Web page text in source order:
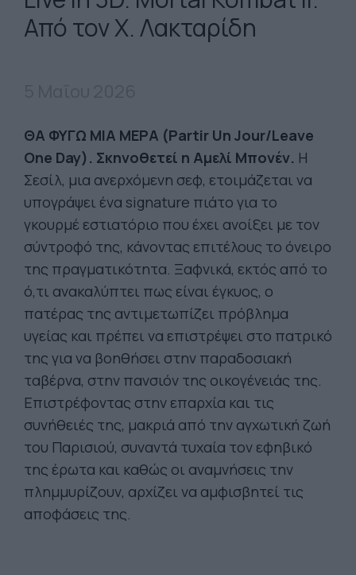
Από τον Χ. Λακταρίδη
ΘΑ ΦΥΓΩ ΜΙΑ ΜΕΡΑ (Partir Un Jour/Leave
One Day). Σκηνοθετεί η Αμελί Μπονέν. Η
Σεσίλ, μια ανερχόμενη σεφ, ετοιμάζεται να
υπογράψει ένα signature πιάτο για το
γκουρμέ εστιατόριο που έχει ανοίξει με τον
σύντροφό της, κάνοντας επιτέλους το όνειρο
της πραγματικότητα. Ξαφνικά, εκτός από το
ό,τι ανακαλύπτει πως είναι έγκυος, ο
πατέρας της αντιμετωπίζει πρόβλημα
υγείας και πρέπει να επιστρέψει στο πατρικό
της για να βοηθήσει στην παραδοσιακή
ταβέρνα, στην πανσιόν της οικογένειάς της.
Επιστρέφοντας στην επαρχία και τις
συνήθειές της, μακριά από την αγχωτική ζωή
του Παρισιού, συναντά τυχαία τον εφηβικό
της έρωτα και καθώς οι αναμνήσεις την
πλημμυρίζουν, αρχίζει να αμφισβητεί τις
αποφάσεις της.